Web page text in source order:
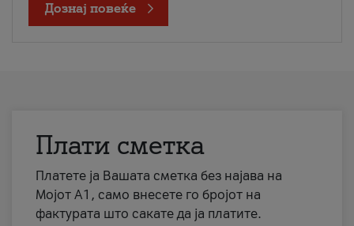
Дознај повеќе
Плати сметка
Платете ја Вашата сметка без најава на
Мојот А1, само внесете го бројот на
фактурата што сакате да ја платите.